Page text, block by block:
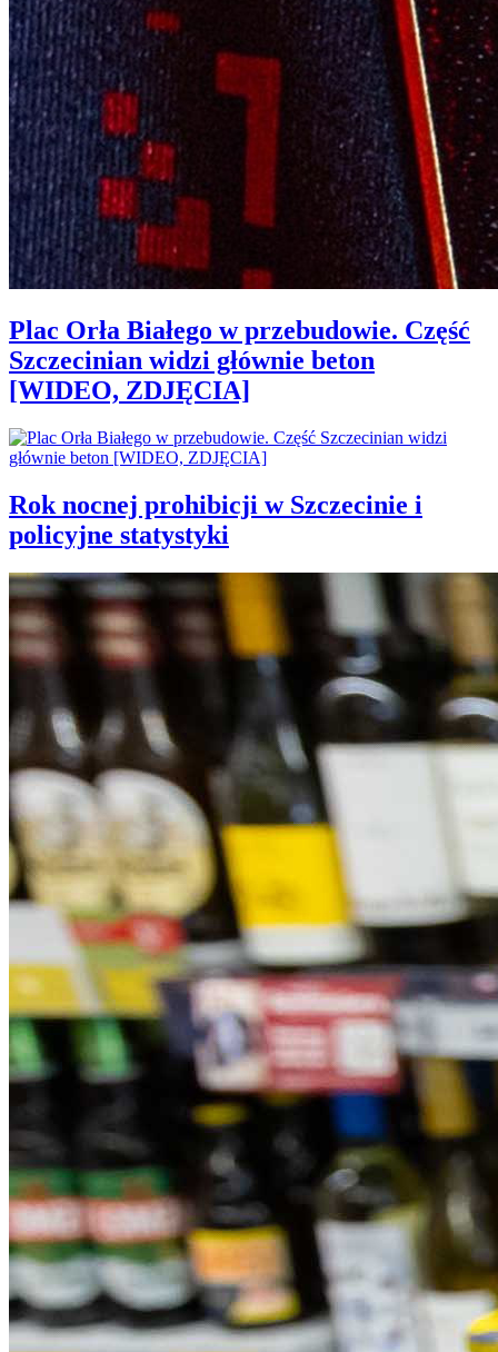
Plac Orła Białego w przebudowie. Część
Szczecinian widzi głównie beton
[WIDEO, ZDJĘCIA]
Rok nocnej prohibicji w Szczecinie i
policyjne statystyki